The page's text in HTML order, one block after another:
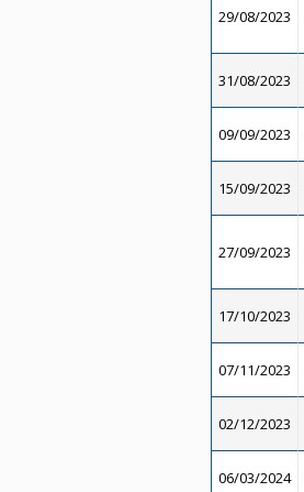
29/08/2023
31/08/2023
09/09/2023
15/09/2023
27/09/2023
17/10/2023
07/11/2023
02/12/2023
06/03/2024